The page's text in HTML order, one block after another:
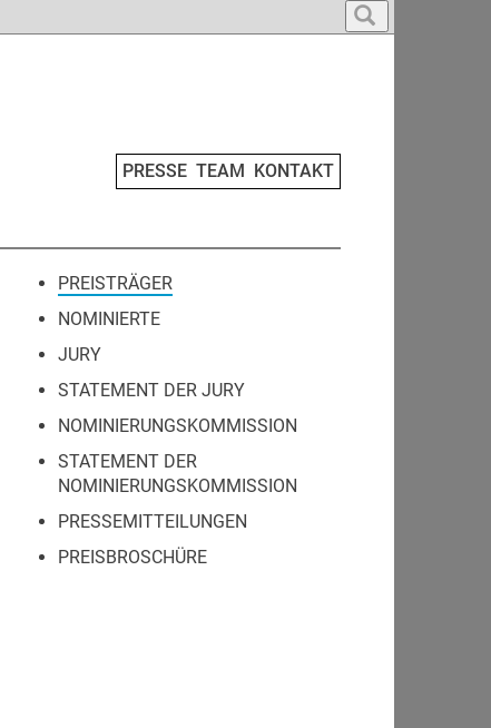
PRESSE TEAM KONTAKT
PREISTRÄGER
NOMINIERTE
JURY
STATEMENT DER JURY
NOMINIERUNGSKOMMISSION
STATEMENT DER
NOMINIERUNGSKOMMISSION
PRESSEMITTEILUNGEN
PREISBROSCHÜRE